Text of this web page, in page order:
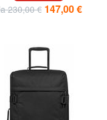
230,00 € 147,00 €